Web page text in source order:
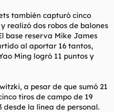
también capturó cinco
realizó dos robos de balones
base reserva Mike James
al aportar 16 tantos,
Ming logró 11 puntos y
a pesar de que sumó 21
tiros de campo de 19
desde la línea de personal.